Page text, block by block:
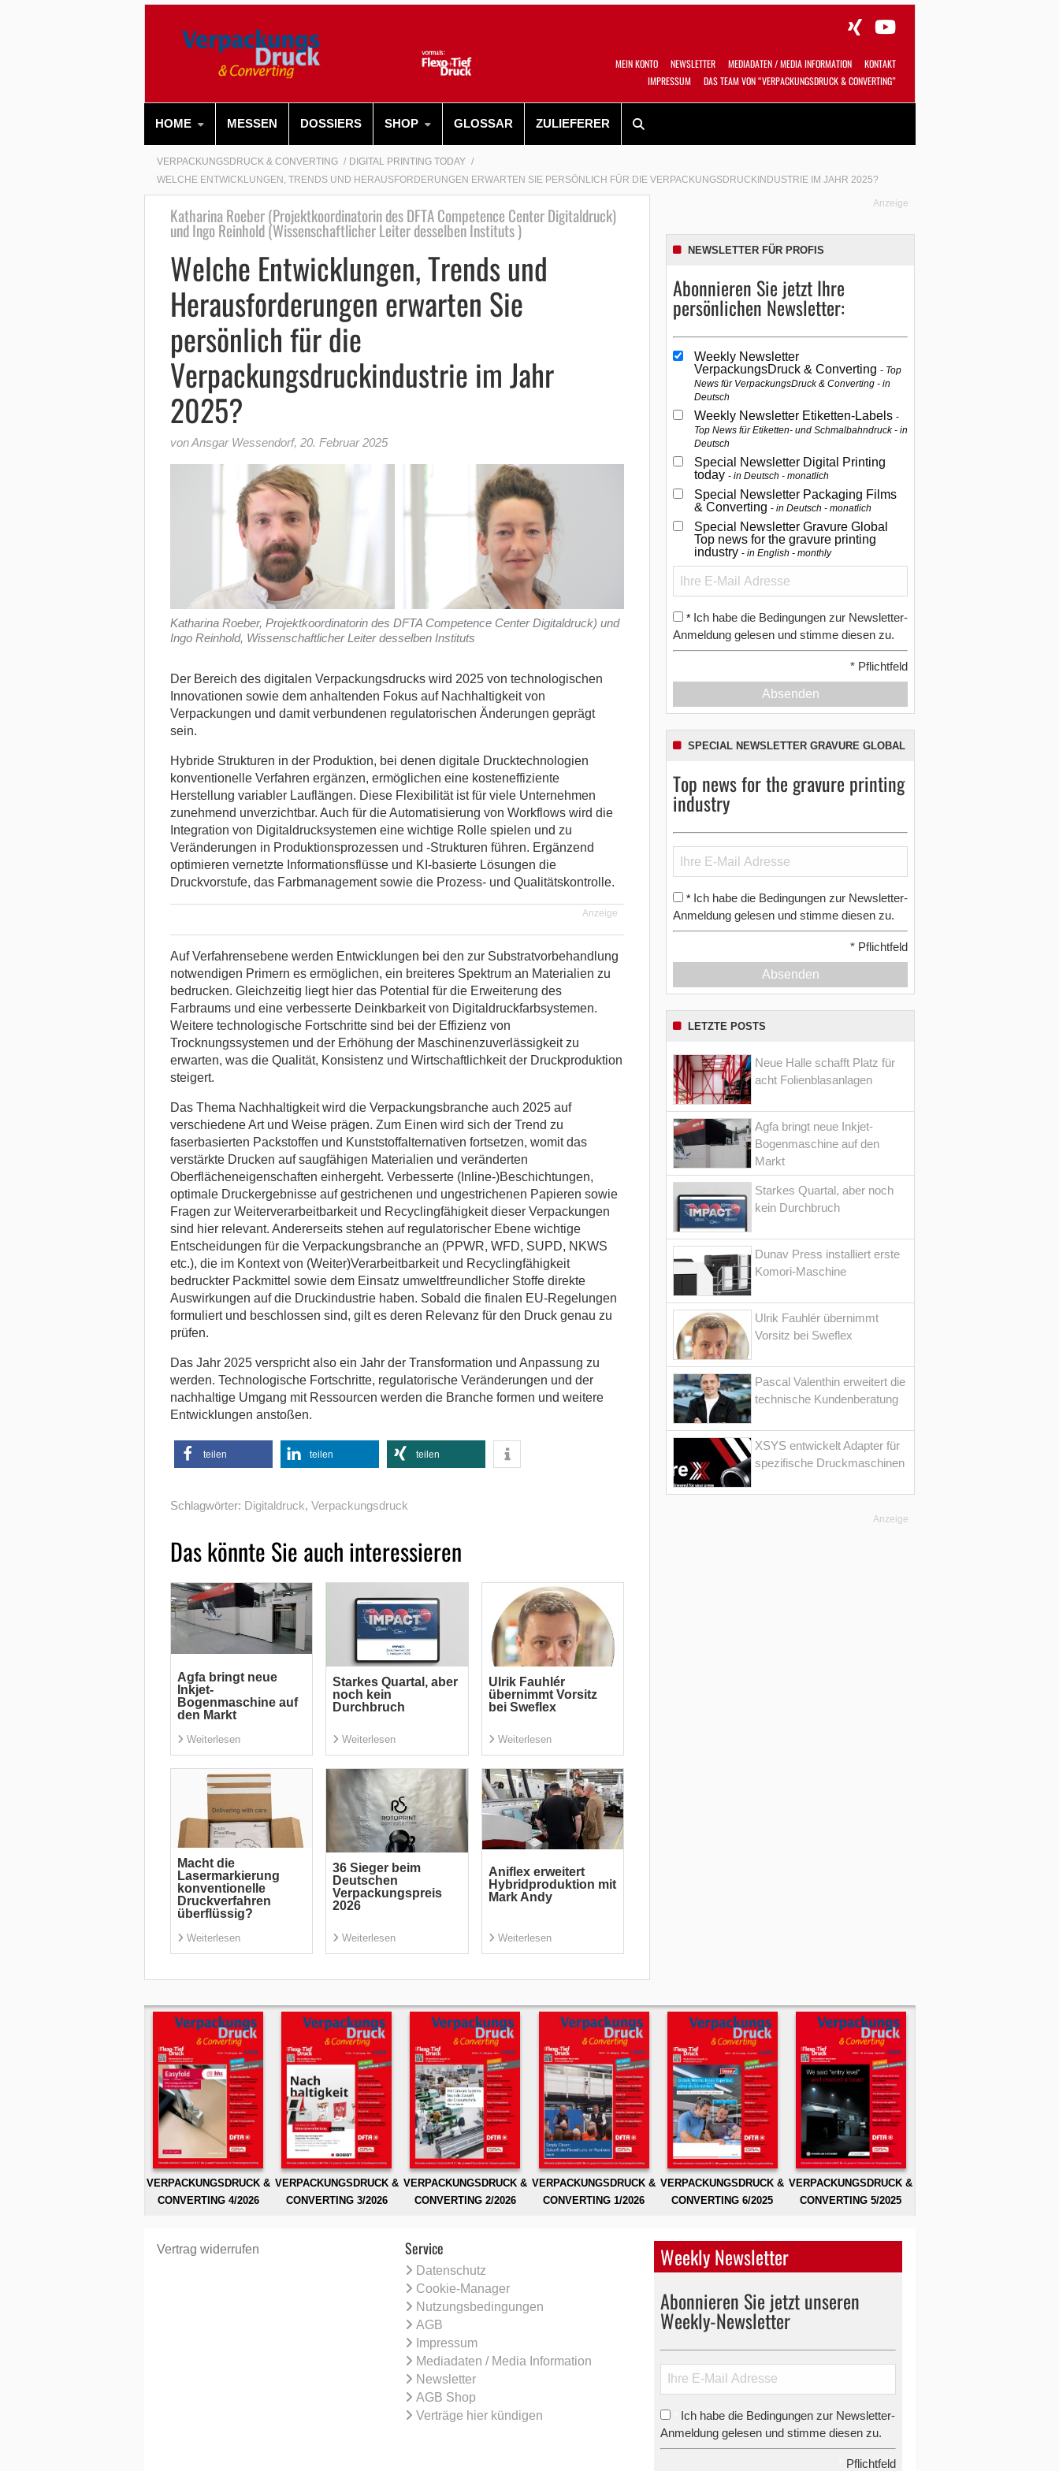
MEIN KONTO NEWSLETTER MEDIADATEN / MEDIA INFORMATION
KONTAKT
IMPRESSUM
DAS TEAM VON “VERPACKUNGSDRUCK & CONVERTING”
HOME MESSEN DOSSIERS SHOP GLOSSAR ZULIEFERER
VERPACKUNGSDRUCK & CONVERTING
DIGITAL PRINTING TODAY
WELCHE ENTWICKLUNGEN, TRENDS UND HERAUSFORDERUNGEN ERWARTEN SIE PERSÖNLICH FÜR DIE VERPACKUNGSDRUCKINDUSTRIE IM JAHR 2025?
Katharina Roeber (Projektkoordinatorin des DFTA Competence Center Digitaldruck)
und Ingo Reinhold (Wissenschaftlicher Leiter desselben Instituts )
Welche Entwicklungen, Trends und
Herausforderungen erwarten Sie
persönlich für die
Verpackungsdruckindustrie im Jahr
2025?
von Ansgar Wessendorf, 20. Februar 2025
Katharina Roeber, Projektkoordinatorin des DFTA Competence Center Digitaldruck) und
Ingo Reinhold, Wissenschaftlicher Leiter desselben Instituts
Der Bereich des digitalen Verpackungsdrucks wird 2025 von technologischen
Innovationen sowie dem anhaltenden Fokus auf Nachhaltigkeit von
Verpackungen und damit verbundenen regulatorischen Änderungen geprägt
sein.
Hybride Strukturen in der Produktion, bei denen digitale Drucktechnologien
konventionelle Verfahren ergänzen, ermöglichen eine kosteneffiziente
Herstellung variabler Lauflängen. Diese Flexibilität ist für viele Unternehmen
zunehmend unverzichtbar. Auch für die Automatisierung von Workflows wird die
Integration von Digitaldrucksystemen eine wichtige Rolle spielen und zu
Veränderungen in Produktionsprozessen und -Strukturen führen. Ergänzend
optimieren vernetzte Informationsflüsse und KI-basierte Lösungen die
Druckvorstufe, das Farbmanagement sowie die Prozess- und Qualitätskontrolle.
Anzeige
Auf Verfahrensebene werden Entwicklungen bei den zur Substratvorbehandlung
notwendigen Primern es ermöglichen, ein breiteres Spektrum an Materialien zu
bedrucken. Gleichzeitig liegt hier das Potential für die Erweiterung des
Farbraums und eine verbesserte Deinkbarkeit von Digitaldruckfarbsystemen.
Weitere technologische Fortschritte sind bei der Effizienz von
Trocknungssystemen und der Erhöhung der Maschinenzuverlässigkeit zu
erwarten, was die Qualität, Konsistenz und Wirtschaftlichkeit der Druckproduktion
steigert.
Das Thema Nachhaltigkeit wird die Verpackungsbranche auch 2025 auf
verschiedene Art und Weise prägen. Zum Einen wird sich der Trend zu
faserbasierten Packstoffen und Kunststoffalternativen fortsetzen, womit das
verstärkte Drucken auf saugfähigen Materialien und veränderten
Oberflächeneigenschaften einhergeht. Verbesserte (Inline-)Beschichtungen,
optimale Druckergebnisse auf gestrichenen und ungestrichenen Papieren sowie
Fragen zur Weiterverarbeitbarkeit und Recyclingfähigkeit dieser Verpackungen
sind hier relevant. Andererseits stehen auf regulatorischer Ebene wichtige
Entscheidungen für die Verpackungsbranche an (PPWR, WFD, SUPD, NKWS
etc.), die im Kontext von (Weiter)Verarbeitbarkeit und Recyclingfähigkeit
bedruckter Packmittel sowie dem Einsatz umweltfreundlicher Stoffe direkte
Auswirkungen auf die Druckindustrie haben. Sobald die finalen EU-Regelungen
formuliert und beschlossen sind, gilt es deren Relevanz für den Druck genau zu
prüfen.
Das Jahr 2025 verspricht also ein Jahr der Transformation und Anpassung zu
werden. Technologische Fortschritte, regulatorische Veränderungen und der
nachhaltige Umgang mit Ressourcen werden die Branche formen und weitere
Entwicklungen anstoßen.
teilen teilen teilen
Schlagwörter: Digitaldruck, Verpackungsdruck
Das könnte Sie auch interessieren
Agfa bringt neue
Inkjet-
Bogenmaschine auf
den Markt
Weiterlesen
Starkes Quartal, aber
noch kein
Durchbruch
Weiterlesen
Ulrik Fauhlér
übernimmt Vorsitz
bei Sweflex
Weiterlesen
Macht die
Lasermarkierung
konventionelle
Druckverfahren
überflüssig?
Weiterlesen
36 Sieger beim
Deutschen
Verpackungspreis
2026
Weiterlesen
Aniflex erweitert
Hybridproduktion mit
Mark Andy
Weiterlesen
Anzeige
NEWSLETTER FÜR PROFIS
Abonnieren Sie jetzt Ihre
persönlichen Newsletter:
Weekly Newsletter
VerpackungsDruck & Converting Top
News für VerpackungsDruck & Converting - in
Deutsch
Weekly Newsletter Etiketten-Labels
Top News für Etiketten- und Schmalbahndruck - in
Deutsch
Special Newsletter Digital Printing
today in Deutsch - monatlich
Special Newsletter Packaging Films
& Converting in Deutsch - monatlich
Special Newsletter Gravure Global
Top news for the gravure printing
industry in English - monthly
* Ich habe die Bedingungen zur Newsletter-
Anmeldung gelesen und stimme diesen zu.
* Pflichtfeld
Absenden
SPECIAL NEWSLETTER GRAVURE GLOBAL
Top news for the gravure printing
industry
* Ich habe die Bedingungen zur Newsletter-
Anmeldung gelesen und stimme diesen zu.
* Pflichtfeld
Absenden
LETZTE POSTS
Neue Halle schafft Platz für
acht Folienblasanlagen
Agfa bringt neue Inkjet-
Bogenmaschine auf den
Markt
Starkes Quartal, aber noch
kein Durchbruch
Dunav Press installiert erste
Komori-Maschine
Ulrik Fauhlér übernimmt
Vorsitz bei Sweflex
Pascal Valenthin erweitert die
technische Kundenberatung
XSYS entwickelt Adapter für
spezifische Druckmaschinen
Anzeige
VERPACKUNGSDRUCK &
CONVERTING 4/2026
VERPACKUNGSDRUCK &
CONVERTING 3/2026
VERPACKUNGSDRUCK &
CONVERTING 2/2026
VERPACKUNGSDRUCK &
CONVERTING 1/2026
VERPACKUNGSDRUCK &
CONVERTING 6/2025
VERPACKUNGSDRUCK &
CONVERTING 5/2025
Vertrag widerrufen Service
Datenschutz
Cookie-Manager
Nutzungsbedingungen
AGB
Impressum
Mediadaten / Media Information
Newsletter
AGB Shop
Verträge hier kündigen
Weekly Newsletter
Abonnieren Sie jetzt unseren
Weekly-Newsletter
Ich habe die Bedingungen zur Newsletter-
Anmeldung gelesen und stimme diesen zu.
Pflichtfeld